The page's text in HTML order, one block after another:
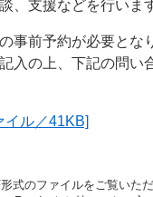
、支援などを行いま
事前予約が必要とな
入の上、下記の問
イル／41KB]
式のファイルをご覧いた